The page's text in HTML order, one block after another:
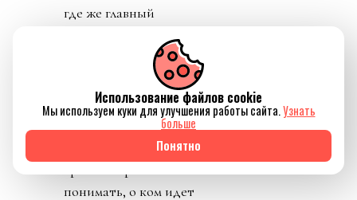
где же главный
«папочка» лысого из
ФИФА? А он не
отвечает на звонки. А на
пресс-конференции
заседатель в белом доме
понимать, о ком идет
Использование файлов cookie
Мы используем куки для улучшения работы сайта.Узнать
больше
Понятно